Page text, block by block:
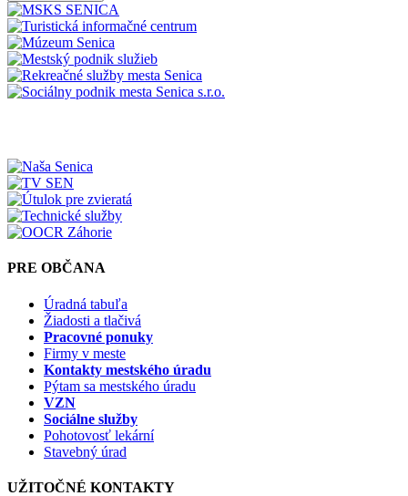
PRE OBČANA
Úradná tabuľa
Žiadosti a tlačivá
Pracovné ponuky
Firmy v meste
Kontakty mestského úradu
Pýtam sa mestského úradu
VZN
Sociálne služby
Pohotovosť lekární
Stavebný úrad
UŽITOČNÉ KONTAKTY